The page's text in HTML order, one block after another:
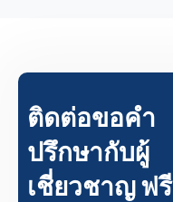
ติดต่อขอคำ
ปรึกษากับผู้
เชี่ยวชาญ ฟรี